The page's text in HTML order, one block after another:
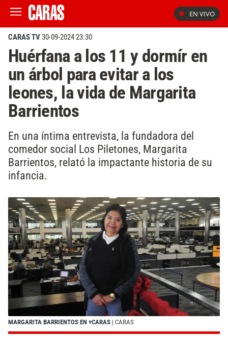
EN VIVO
CARAS TV30-09-2024 23:30
Huérfana a los 11 y dormír en
un árbol para evitar a los
leones, la vida de Margarita
Barrientos
En una íntima entrevista, la fundadora del
comedor social Los Piletones, Margarita
Barrientos, relató la impactante historia de su
infancia.
MARGARITA BARRIENTOS EN +CARAS | CARAS